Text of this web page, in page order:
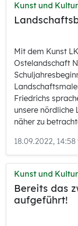
Kunst und Kultur
Mit dem Kunst
Ostelandschaft
Friedrichs
unsere nördliche
näher zu
18.09.2022,
Kunst und Kultur
Bereits das
aufgeführt!